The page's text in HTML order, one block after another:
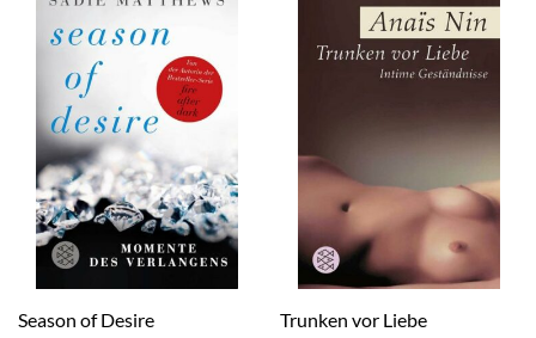
Season of Desire
Trunken vor Liebe